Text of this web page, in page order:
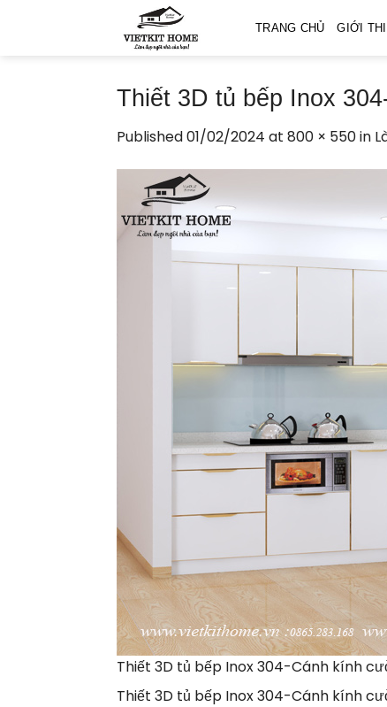
TRANG CHỦ GIỚI
Thiết 3D tủ bếp Inox
Published01/02/2024 at 800 × 550in
Thiết 3D tủ bếp Inox 304-Cánh kính
Thiết 3D tủ bếp Inox 304-Cánh kính